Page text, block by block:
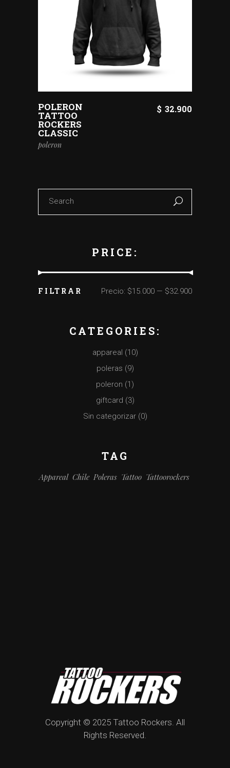
POLERON
TATTOO
ROCKERS
CLASSIC
$ 32.900
poleron
Search
PRICE:
Precio
Precio
FILTRAR Precio: $15.000 — $32.900
CATEGORIES:
appareal (10)
poleras (9)
poleron (1)
giftcard (3)
Sin categorizar (0)
TAG
Appareal Chile Poleras Tattoo Tattoorockers
Copyright © 2025 Tattoo Rockers. All
Rights Reserved.